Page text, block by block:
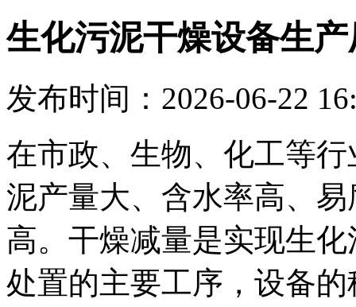
生化污泥干燥设备生
发布时间：2026-06-22
在市政、生物、化工等
泥产量大、含水率高、
高。干燥减量是实现生
处置的主要工序，设备